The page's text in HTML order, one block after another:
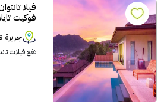
فيلا
فوكيت
جزيرة
تقع فيلات